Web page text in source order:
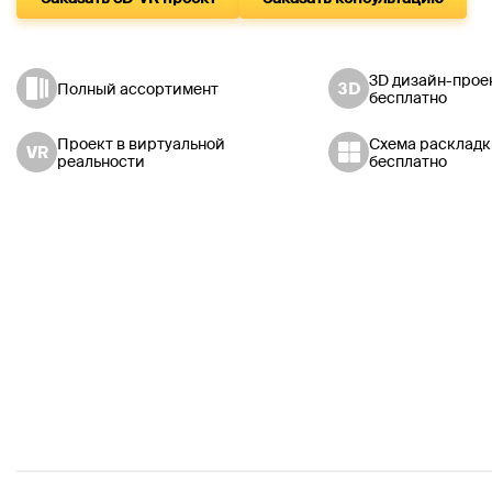
Полный ассортимент
Проект в виртуальной
реальности
3D дизайн-
бесплатно
Схема
бесплатно